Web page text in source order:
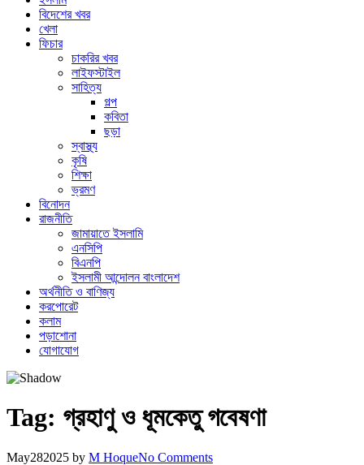
বিদেশের খবর
খেলা
ফিচার
চাকরির খবর
লাইফস্টাইল
সাহিত্য
গল্প
কবিতা
ছড়া
স্বাস্থ্য
কৃষি
শিক্ষা
ভ্রমণ
বিনোদন
রাজনীতি
জামায়াতে ইসলামি
এনসিপি
বিএনপি
ইসলামী আন্দোলন বাংলাদেশ
অর্থনীতি ও বাণিজ্য
করপোরেট
কলাম
পড়াশোনা
যোগাযোগ
Tag: গ্রহাণু ও ধূমকেতু গবেষণা
May282025 by M HoqueNo Comments